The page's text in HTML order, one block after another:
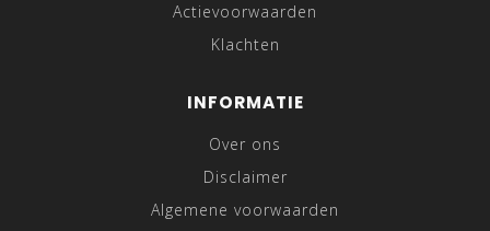
Actievoorwaarden
Klachten
INFORMATIE
Over ons
Disclaimer
Algemene voorwaarden